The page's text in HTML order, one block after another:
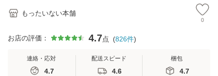
もったいない本舗
0
お店の評価： 4.7点 (826件)
連絡・応対
4.7
配送スピード
4.6
梱包
4.7